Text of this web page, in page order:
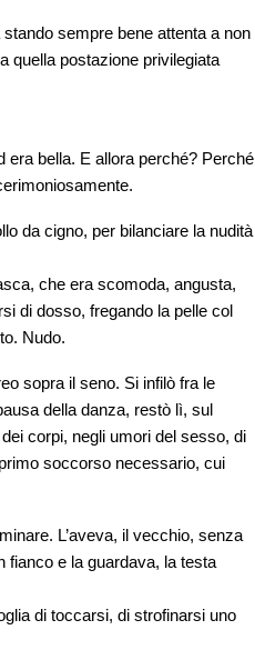
sempre bene attenta a non
quella postazione privilegiata
era bella. E allora perché? Perché
da cigno, per bilanciare la nudità
che era scomoda, angusta,
di dosso, fregando la pelle col
Nudo.
sopra il seno. Si infilò fra le
della danza, restò lì, sul
corpi, negli umori del sesso, di
soccorso necessario, cui
L’aveva, il vecchio, senza
fianco e la guardava, la testa
di toccarsi, di strofinarsi uno